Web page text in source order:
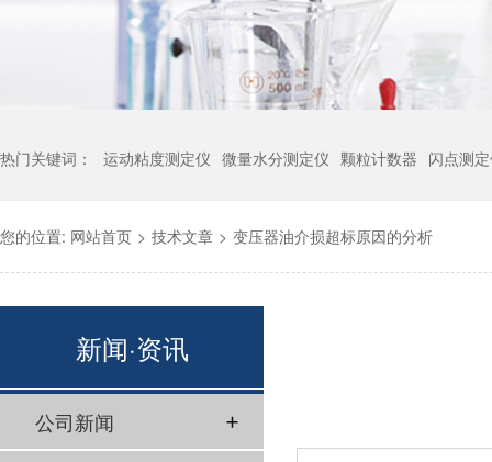
热门关键词： 运动粘度测定仪 微量水分测定仪 颗粒计数器 闪点测
您的位置: 网站首页 > 技术文章 > 变压器油介损超标原因的分析
新闻·资讯
公司新闻